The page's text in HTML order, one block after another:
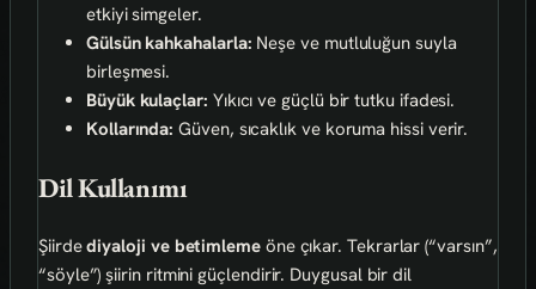
etkiyi simgeler.
Gülsün kahkahalarla: Neşe ve mutluluğun suyla
birleşmesi.
Büyük kulaçlar: Yıkıcı ve güçlü bir tutku ifadesi.
Kollarında: Güven, sıcaklık ve koruma hissi verir.
Dil Kullanımı
Şiirdediyaloji ve betimlemeöne çıkar. Tekrarlar (“varsın”,
“söyle”) şiirin ritmini güçlendirir. Duygusal bir dil